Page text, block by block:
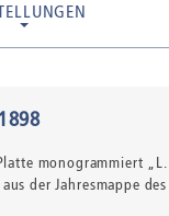
monogrammiert
der Jahresmappe